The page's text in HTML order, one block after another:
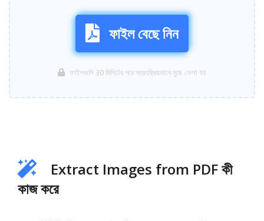
ফাইল বেছে নিন
ফাইলগুলি 30 মিনিটের পরে স্বয়ংক্রিয়ভাবে মুছে ফেলা হয়
Extract Images from PDF কী
কাজ করে